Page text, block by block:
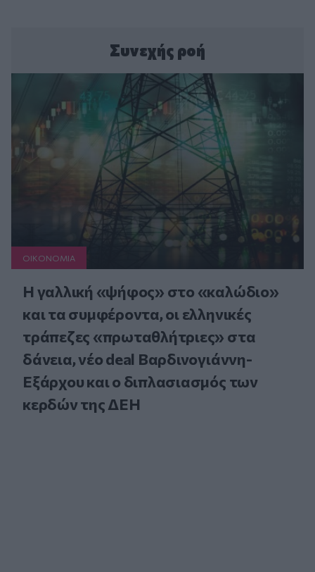
Συνεχής ροή
ΟΙΚΟΝΟΜΙΑ
Η γαλλική «ψήφος» στο «καλώδιο»
και τα συμφέροντα, οι ελληνικές
τράπεζες «πρωταθλήτριες» στα
δάνεια, νέο deal Βαρδινογιάννη-
Εξάρχου και ο διπλασιασμός των
κερδών της ΔΕΗ